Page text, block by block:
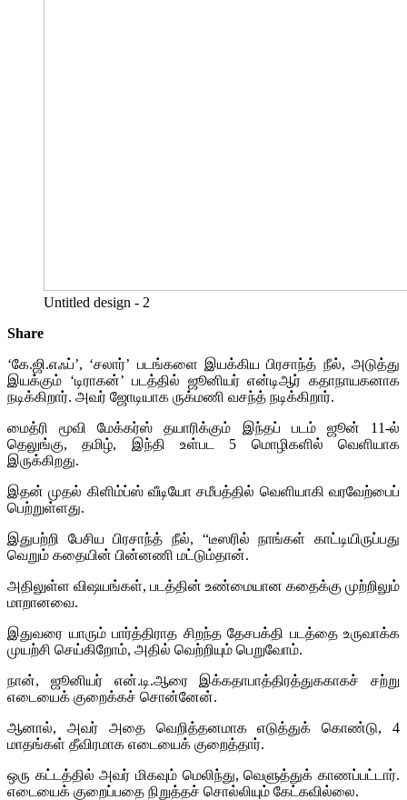
Untitled design - 2
Share
‘கே.ஜி.எஃப்’, ‘சலார்’ படங்களை இயக்கிய பிரசாந்த் நீல், அடுத்து
இயக்கும் ‘டிராகன்’ படத்தில் ஜூனியர் என்டிஆர் கதாநாயகனாக
நடிக்கிறார். அவர் ஜோடியாக ருக்மணி வசந்த் நடிக்கிறார்.
மைத்ரி மூவி மேக்கர்ஸ் தயாரிக்கும் இந்தப் படம் ஜூன் 11-ல்
தெலுங்கு, தமிழ், இந்தி உள்பட 5 மொழிகளில் வெளியாக
இருக்கிறது.
இதன் முதல் கிளிம்ப்ஸ் வீடியோ சமீபத்தில் வெளியாகி வரவேற்பைப்
பெற்றுள்ளது.
இதுபற்றி பேசிய பிரசாந்த் நீல், “டீஸரில் நாங்கள் காட்டியிருப்பது
வெறும் கதையின் பின்னணி மட்டும்தான்.
அதிலுள்ள விஷயங்கள், படத்தின் உண்மையான கதைக்கு முற்றிலும்
மாறானவை.
இதுவரை யாரும் பார்த்திராத சிறந்த தேசபக்தி படத்தை உருவாக்க
முயற்சி செய்கிறோம், அதில் வெற்றியும் பெறுவோம்.
நான், ஜூனியர் என்.டி.ஆரை இக்கதாபாத்திரத்துககாகச் சற்று
எடையைக் குறைக்கச் சொன்னேன்.
ஆனால், அவர் அதை வெறித்தனமாக எடுத்துக் கொண்டு, 4
மாதங்கள் தீவிரமாக எடையைக் குறைத்தார்.
ஒரு கட்டத்தில் அவர் மிகவும் மெலிந்து, வெளுத்துக் காணப்பட்டார்.
எடையைக் குறைப்பதை நிறுத்தச் சொல்லியும் கேட்கவில்லை.